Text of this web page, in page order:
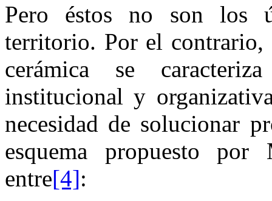
Pero éstos no son los
territorio. Por el
cerámica se
institucional y
necesidad de solucionar
esquema propuesto por
entre[4]: